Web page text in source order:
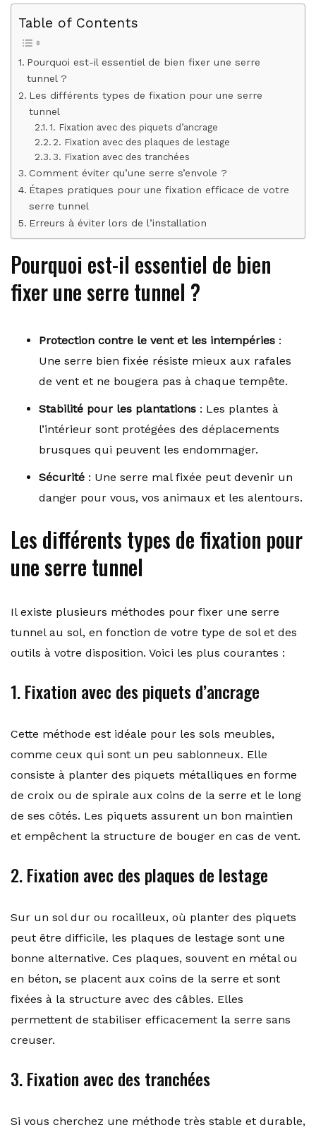
Table of Contents
Pourquoi est-il essentiel de bien fixer une serre
tunnel ?
Les différents types de fixation pour une serre
tunnel
1. Fixation avec des piquets d’ancrage
2. Fixation avec des plaques de lestage
3. Fixation avec des tranchées
Comment éviter qu’une serre s’envole ?
Étapes pratiques pour une fixation efficace de votre
serre tunnel
Erreurs à éviter lors de l’installation
Pourquoi est-il essentiel de bien
fixer une serre tunnel ?
Protection contre le vent et les intempéries :
Une serre bien fixée résiste mieux aux rafales
de vent et ne bougera pas à chaque tempête.
Stabilité pour les plantations : Les plantes à
l’intérieur sont protégées des déplacements
brusques qui peuvent les endommager.
Sécurité : Une serre mal fixée peut devenir un
danger pour vous, vos animaux et les alentours.
Les différents types de fixation pour
une serre tunnel
Il existe plusieurs méthodes pour fixer une serre
tunnel au sol, en fonction de votre type de sol et des
outils à votre disposition. Voici les plus courantes :
1. Fixation avec des piquets d’ancrage
Cette méthode est idéale pour les sols meubles,
comme ceux qui sont un peu sablonneux. Elle
consiste à planter des piquets métalliques en forme
de croix ou de spirale aux coins de la serre et le long
de ses côtés. Les piquets assurent un bon maintien
et empêchent la structure de bouger en cas de vent.
2. Fixation avec des plaques de lestage
Sur un sol dur ou rocailleux, où planter des piquets
peut être difficile, les plaques de lestage sont une
bonne alternative. Ces plaques, souvent en métal ou
en béton, se placent aux coins de la serre et sont
fixées à la structure avec des câbles. Elles
permettent de stabiliser efficacement la serre sans
creuser.
3. Fixation avec des tranchées
Si vous cherchez une méthode très stable et durable,